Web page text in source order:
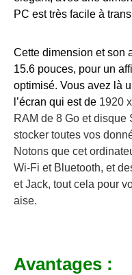
PC est très facile à
Cette dimension et son
15.6 pouces, pour un
optimisé. Vous avez là
l’écran qui est de 1920
RAM de 8 Go et disque
stocker toutes vos
Notons que cet
Wi-Fi et Bluetooth, et
et Jack, tout cela pour
aise.
Avantages :